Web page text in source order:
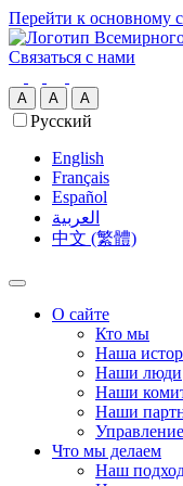
Перейти к основному
Связаться с нами
A A A
Русский
English
Français
Español
العربية‏
中文 (繁體)
О сайте
Кто мы
Наша
Наши люди
Наши
Наши
Управление
Что мы делаем
Наш